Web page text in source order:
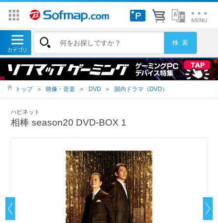
トップ ＞ 映像・音楽 ＞ DVD ＞ 国内ドラマ（DVD）
ハピネット
相棒 season20 DVD-BOX 1